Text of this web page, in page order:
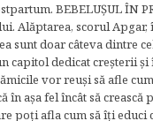
BEBELUŞUL ÎN
Alăptarea, scorul
sunt doar câteva dintre
capitol dedicat
vor reuşi să afle
aşa fel încât să crească
poţi afla cum să îţi educi